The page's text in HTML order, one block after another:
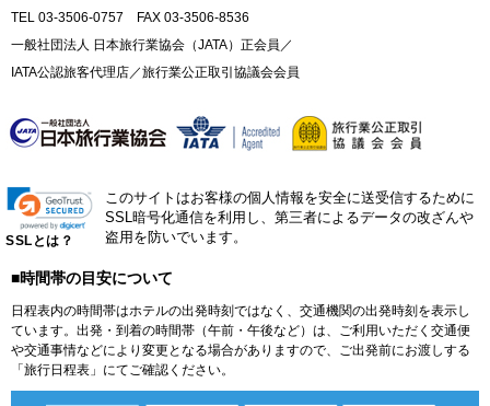
TEL 03-3506-0757 FAX 03-3506-8536
一般社団法人 日本旅行業協会（JATA）正会員／
IATA公認旅客代理店／旅行業公正取引協議会会員
SSLとは？
このサイトはお客様の個人情報を安全に送受信するために
SSL暗号化通信を利用し、第三者によるデータの改ざんや
盗用を防いでいます。
■時間帯の目安について
日程表内の時間帯はホテルの出発時刻ではなく、交通機関の出発時刻を表示し
ています。出発・到着の時間帯（午前・午後など）は、ご利用いただく交通便
や交通事情などにより変更となる場合がありますので、ご出発前にお渡しする
「旅行日程表」にてご確認ください。